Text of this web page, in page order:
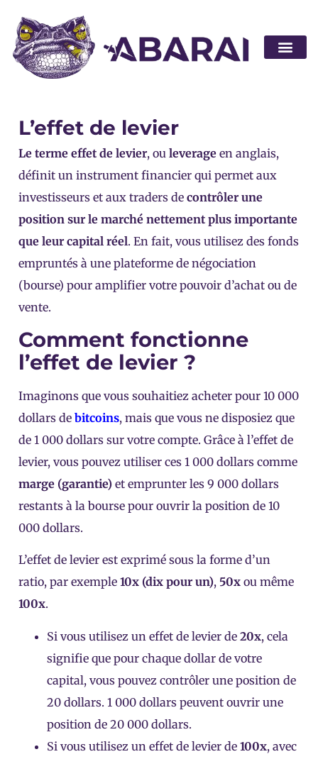
L’effet de levier
Le terme effet de levier, ou leverage en anglais,
définit un instrument financier qui permet aux
investisseurs et aux traders de contrôler une
position sur le marché nettement plus importante
que leur capital réel. En fait, vous utilisez des fonds
empruntés à une plateforme de négociation
(bourse) pour amplifier votre pouvoir d’achat ou de
vente.
Comment fonctionne
l’effet de levier ?
Imaginons que vous souhaitiez acheter pour 10 000
dollars de bitcoins, mais que vous ne disposiez que
de 1 000 dollars sur votre compte. Grâce à l’effet de
levier, vous pouvez utiliser ces 1 000 dollars comme
marge (garantie) et emprunter les 9 000 dollars
restants à la bourse pour ouvrir la position de 10
000 dollars.
L’effet de levier est exprimé sous la forme d’un
ratio, par exemple 10x (dix pour un), 50x ou même
100x.
Si vous utilisez un effet de levier de 20x, cela
signifie que pour chaque dollar de votre
capital, vous pouvez contrôler une position de
20 dollars. 1 000 dollars peuvent ouvrir une
position de 20 000 dollars.
Si vous utilisez un effet de levier de 100x, avec